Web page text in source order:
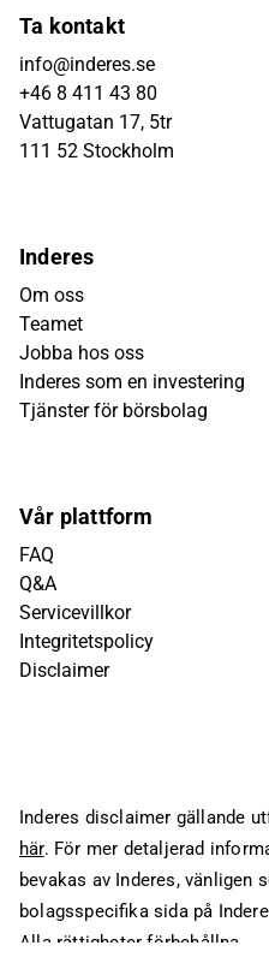
Ta kontakt
info@inderes.se
+46 8 411 43 80
Vattugatan 17, 5tr
111 52 Stockholm
Inderes
Om oss
Teamet
Jobba hos oss
Inderes som en investering
Tjänster för börsbolag
Vår plattform
FAQ
Q&A
Servicevillkor
Integritetspolicy
Disclaimer
Inderes disclaimer gällande
här. För mer detaljerad
bevakas av Inderes, vänligen
bolagsspecifika sida på
Alla rättigheter förbehållna.